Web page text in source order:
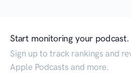
Start monitoring your podcast.
Sign up to track rankings and
Apple Podcasts and more.